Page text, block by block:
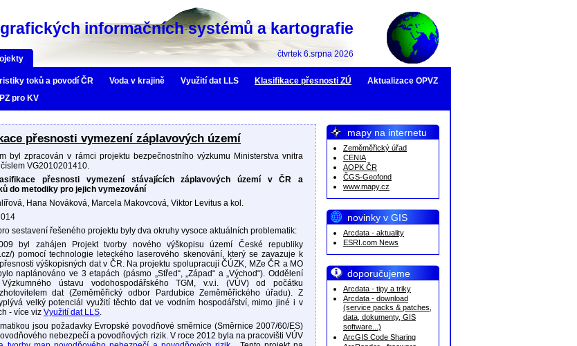
informačních systémů a kartografie
čtvrtek 6.srpna 2026
toků a povodí ČR Voda v krajině Využití dat LLS Klasifikace přesnosti ZÚ
Aktualizace OPVZ
pro KV
přesnosti vymezení záplavových území
byl zpracován v rámci projektu bezpečnostního výzkumu Ministerstva vnitra
VG2010201410.
přesnosti vymezení stávajících záplavových území v ČR a
do metodiky pro jejich vymezování
Hana Nováková, Marcela Makovcová, Viktor Levitus a kol.
sestavení řešeného projektu byly dva okruhy vysoce aktuálních problematik:
byl zahájen Projekt tvorby nového výškopisu území České republiky
) pomocí technologie leteckého laserového skenování, který se zavazuje k
výškopisných dat v ČR. Na projektu spolupracují ČÚZK, MZe ČR a MO
naplánováno ve 3 etapách (pásmo „Střed“, „Západ“ a „Východ“). Oddělení
ústavu vodohospodářského TGM, v.v.i. (VÚV) od počátku
dat (Zeměměřický odbor Pardubice Zeměměřického úřadu). Z
velký potenciál využití těchto dat ve vodním hospodářství, mimo jiné i v
- více viz Využití dat LLS.
jsou požadavky Evropské povodňové směrnice (Směrnice 2007/60/ES)
nebezpečí a povodňových rizik. V roce 2012 byla na pracovišti VÚV
mapy na internetu
Zeměměřický úřad
CENIA
AOPK ČR
ČGS-Geofond
www.mapy.cz
novinky v GIS
Arcdata - aktuality
ESRI.com News
doporučujeme
Arcdata - tipy a triky
Arcdata - download
(service packs & patches,
data, dokumenty, GIS
software...)
ArcGIS Code Sharing